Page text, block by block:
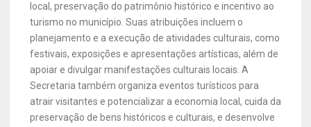
local, preservação do patrimônio histórico e incentivo ao
turismo no município. Suas atribuições incluem o
planejamento e a execução de atividades culturais, como
festivais, exposições e apresentações artísticas, além de
apoiar e divulgar manifestações culturais locais. A
Secretaria também organiza eventos turísticos para
atrair visitantes e potencializar a economia local, cuida da
preservação de bens históricos e culturais, e desenvolve